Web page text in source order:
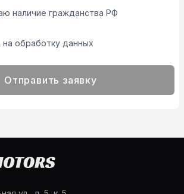
наличие гражданства РФ
обработку данных
Отправить заявку